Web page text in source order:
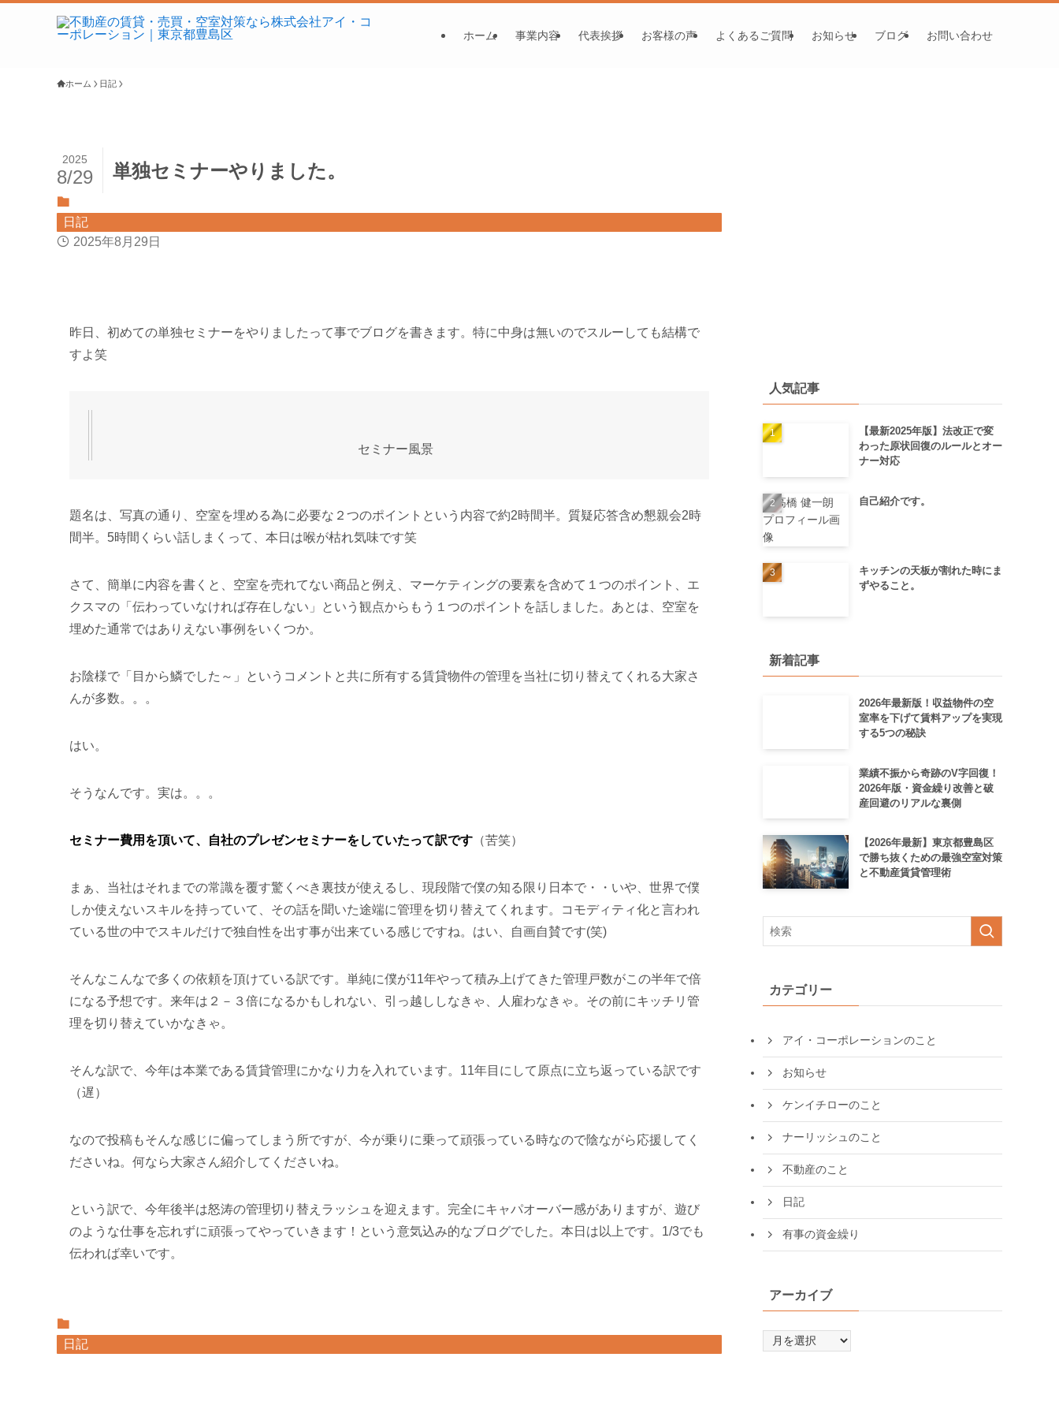
ホーム 事業内容 代表挨拶 お客様の声 よくあるご質問 お知らせ ブログ お問い合わせ
ホーム 日記
単独セミナーやりました。
2025
8/29
日記
2025年8月29日
昨日、初めての単独セミナーをやりましたって事でブログを書きます。特に中身は無いのでスルーしても結構で
すよ笑
セミナー風景
題名は、写真の通り、空室を埋める為に必要な２つのポイントという内容で約2時間半。質疑応答含め懇親会2時
間半。5時間くらい話しまくって、本日は喉が枯れ気味です笑
さて、簡単に内容を書くと、空室を売れてない商品と例え、マーケティングの要素を含めて１つのポイント、エ
クスマの「伝わっていなければ存在しない」という観点からもう１つのポイントを話しました。あとは、空室を
埋めた通常ではありえない事例をいくつか。
お陰様で「目から鱗でした～」というコメントと共に所有する賃貸物件の管理を当社に切り替えてくれる大家さ
んが多数。。。
はい。
そうなんです。実は。。。
セミナー費用を頂いて、自社のプレゼンセミナーをしていたって訳です （苦笑）
まぁ、当社はそれまでの常識を覆す驚くべき裏技が使えるし、現段階で僕の知る限り日本で・・いや、世界で僕
しか使えないスキルを持っていて、その話を聞いた途端に管理を切り替えてくれます。コモディティ化と言われ
ている世の中でスキルだけで独自性を出す事が出来ている感じですね。はい、自画自賛です(笑)
そんなこんなで多くの依頼を頂けている訳です。単純に僕が11年やって積み上げてきた管理戸数がこの半年で倍
になる予想です。来年は２－３倍になるかもしれない、引っ越ししなきゃ、人雇わなきゃ。その前にキッチリ管
理を切り替えていかなきゃ。
そんな訳で、今年は本業である賃貸管理にかなり力を入れています。11年目にして原点に立ち返っている訳です
（遅）
なので投稿もそんな感じに偏ってしまう所ですが、今が乗りに乗って頑張っている時なので陰ながら応援してく
ださいね。何なら大家さん紹介してくださいね。
という訳で、今年後半は怒涛の管理切り替えラッシュを迎えます。完全にキャパオーバー感がありますが、遊び
のような仕事を忘れずに頑張ってやっていきます！という意気込み的なブログでした。本日は以上です。1/3でも
伝われば幸いです。
日記
人気記事
【最新2025年版】法改正で変
わった原状回復のルールとオー
ナー対応
自己紹介です。
キッチンの天板が割れた時にま
ずやること。
新着記事
2026年最新版！収益物件の空
室率を下げて賃料アップを実現
する5つの秘訣
業績不振から奇跡のV字回復！
2026年版・資金繰り改善と破
産回避のリアルな裏側
【2026年最新】東京都豊島区
で勝ち抜くための最強空室対策
と不動産賃貸管理術
カテゴリー
アイ・コーポレーションのこと
お知らせ
ケンイチローのこと
ナーリッシュのこと
不動産のこと
日記
有事の資金繰り
アーカイブ
ー